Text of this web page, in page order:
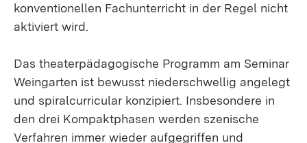
konventionellen Fachunterricht in der Regel nicht
aktiviert wird.
Das theaterpädagogische Programm am Seminar
Weingarten ist bewusst niederschwellig angelegt
und spiralcurricular konzipiert. Insbesondere in
den drei Kompaktphasen werden szenische
Verfahren immer wieder aufgegriffen und